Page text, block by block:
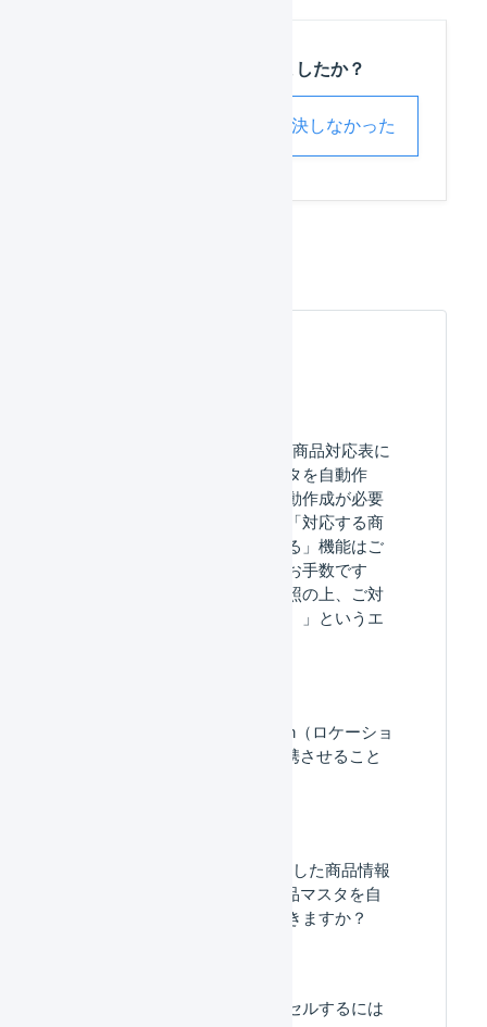
この記事は役に立ちましたか？
解決しなかった
Shopify：Shopify店舗の商品対応表に
て「対応する商品マスタを自動作
成」した場合に、「自動作成が必要
な商品数が多いため、「対応する商
品マスタを自動作成する」機能はご
利用いただけません。お手数です
が、こちらのFAQを参照の上、ご対
応をお願いいたします。」というエ
Shopify : 複数のLocation（ロケーショ
ン）とLOGILESSを連携させること
Shopify：Shopifyに登録した商品情報
から、LOGILESSに商品マスタを自
動で作成することはできますか？
Shopify : 注文をキャンセルするには